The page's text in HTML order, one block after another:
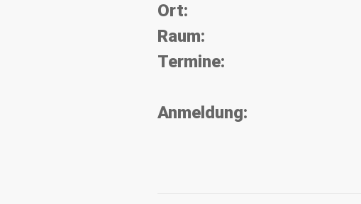
Ort:
Raum:
Termine:
Anmeldung: